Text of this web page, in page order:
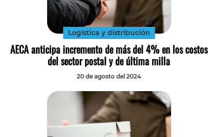
Logística y distribución
AECA anticipa incremento de más del 4% en los costos
del sector postal y de última milla
20 de agosto del 2024